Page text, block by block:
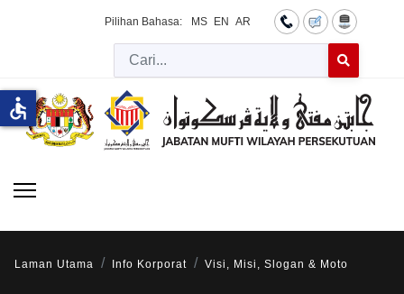
Pilihan Bahasa: MS EN AR
Cari
Laman Utama Info Korporat Visi, Misi, Slogan & Moto
accessible